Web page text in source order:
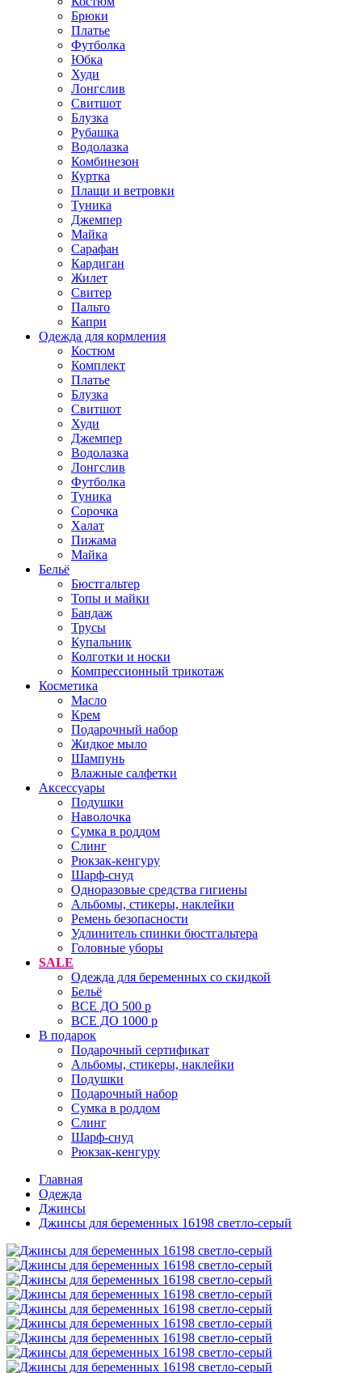
Брюки
Платье
Футболка
Юбка
Худи
Лонгслив
Свитшот
Блузка
Рубашка
Водолазка
Комбинезон
Куртка
Плащи и ветровки
Туника
Джемпер
Майка
Сарафан
Кардиган
Жилет
Свитер
Пальто
Капри
Одежда для кормления
Костюм
Комплект
Платье
Блузка
Свитшот
Худи
Джемпер
Водолазка
Лонгслив
Футболка
Туника
Сорочка
Халат
Пижама
Майка
Бельё
Бюстгальтер
Топы и майки
Бандаж
Трусы
Купальник
Колготки и носки
Компрессионный трикотаж
Косметика
Масло
Крем
Подарочный набор
Жидкое мыло
Шампунь
Влажные салфетки
Аксессуары
Подушки
Наволочка
Сумка в роддом
Cлинг
Рюкзак-кенгуру
Шарф-снуд
Одноразовые средства гигиены
Альбомы, стикеры, наклейки
Ремень безопасности
Удлинитель спинки бюстгальтера
Головные уборы
SALE
Одежда для беременных со скидкой
Бельё
ВСЕ ДО 500 р
ВСЕ ДО 1000 р
В подарок
Подарочный сертификат
Альбомы, стикеры, наклейки
Подушки
Подарочный набор
Сумка в роддом
Слинг
Шарф-снуд
Рюкзак-кенгуру
Главная
Одежда
Джинсы
Джинсы для беременных 16198 светло-серый